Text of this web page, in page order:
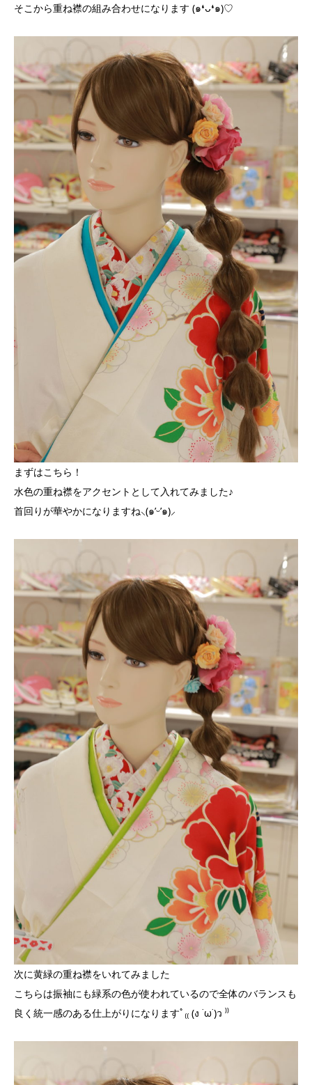
そこから重ね襟の組み合わせになります (๑❛ᴗ❛๑)♡
まずはこちら！
水色の重ね襟をアクセントとして入れてみました♪
首回りが華やかになりますね⸜(๑’ᵕ’๑)⸝
次に黄緑の重ね襟をいれてみました
こちらは振袖にも緑系の色が使われているので全体のバランスも
良く統一感のある仕上がりになりますﾟ₍₍ (ง ˙ω˙)ว ⁾⁾